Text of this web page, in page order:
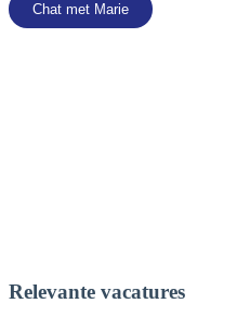
Chat met Marie
Relevante vacatures